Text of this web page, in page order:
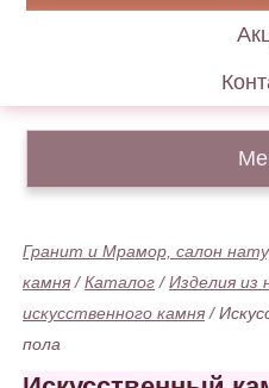
Гранит и Мрамор, салон
камня /Каталог /Изделия из
искусственного камня /
пола